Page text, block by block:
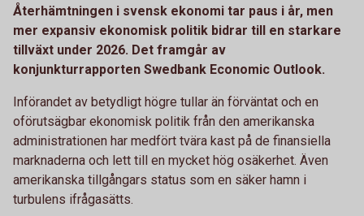
Återhämtningen i svensk ekonomi tar paus i år, men
mer expansiv ekonomisk politik bidrar till en starkare
tillväxt under 2026. Det framgår av
konjunkturrapporten Swedbank Economic Outlook.
Införandet av betydligt högre tullar än förväntat och en
oförutsägbar ekonomisk politik från den amerikanska
administrationen har medfört tvära kast på de finansiella
marknaderna och lett till en mycket hög osäkerhet. Även
amerikanska tillgångars status som en säker hamn i
turbulens ifrågasätts.